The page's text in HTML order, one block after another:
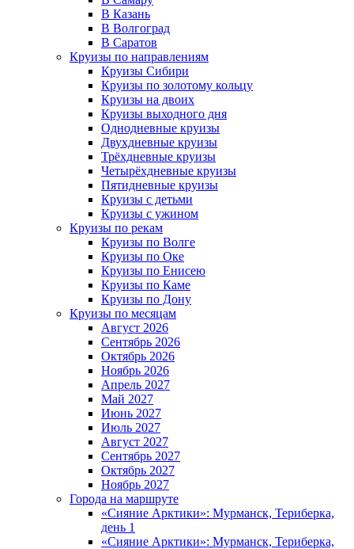
В Казань
В Волгоград
В Саратов
Круизы по направлениям
Круизы Сибири
Круизы по золотому кольцу
Круизы на двоих
Круизы выходного дня
Однодневные круизы
Двухдневные круизы
Трёхдневные круизы
Четырёхдневные круизы
Пятидневные круизы
Круизы с детьми
Круизы с ужином
Круизы по рекам
Круизы по Волге
Круизы по Оке
Круизы по Енисею
Круизы по Каме
Круизы по Дону
Круизы по месяцам
Август 2026
Сентябрь 2026
Октябрь 2026
Ноябрь 2026
Апрель 2027
Май 2027
Июнь 2027
Июль 2027
Август 2027
Сентябрь 2027
Октябрь 2027
Ноябрь 2027
Города на маршруте
«Сияние Арктики»: Мурманск, Териберка,
день 1
«Сияние Арктики»: Мурманск, Териберка,